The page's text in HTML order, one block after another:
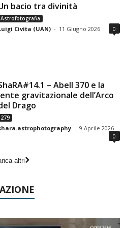
bacio tra divinità
Astrofotografia
Civita (UAN) - 11 Giugno 2026 0
– Abell 370 e la
gravitazionale dell’Arco
Drago
279
- 9 Aprile 2026
0
altri